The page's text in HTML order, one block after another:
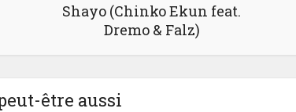
Shayo (Chinko Ekun feat.
Dremo & Falz)
être aussi